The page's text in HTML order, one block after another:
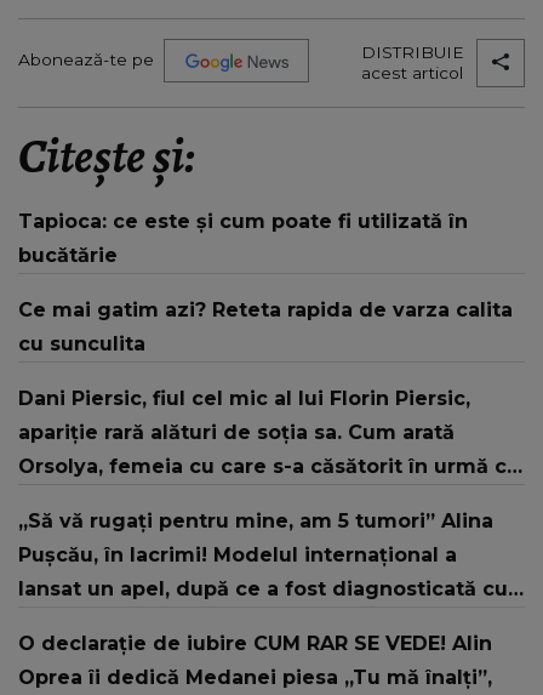
Abonează-te pe
DISTRIBUIE
acest articol
Citește și:
Tapioca: ce este și cum poate fi utilizată în
bucătărie
Ce mai gatim azi? Reteta rapida de varza calita
cu sunculita
Dani Piersic, fiul cel mic al lui Florin Piersic,
apariție rară alături de soția sa. Cum arată
Orsolya, femeia cu care s-a căsătorit în urmă cu
„Să vă rugați pentru mine, am 5 tumori” Alina
Pușcău, în lacrimi! Modelul internațional a
lansat un apel, după ce a fost diagnosticată cu
O declarație de iubire CUM RAR SE VEDE! Alin
Oprea îi dedică Medanei piesa „Tu mă înalți”,